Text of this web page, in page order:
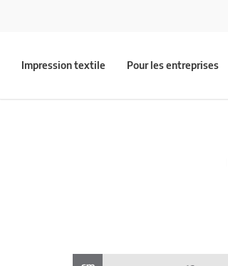
Impression textile Pour les entreprises